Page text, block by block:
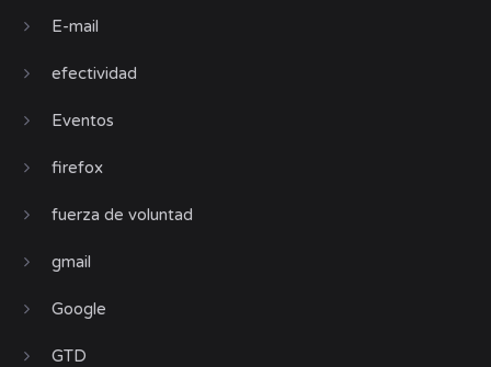
E-mail
efectividad
Eventos
firefox
fuerza de voluntad
gmail
Google
GTD